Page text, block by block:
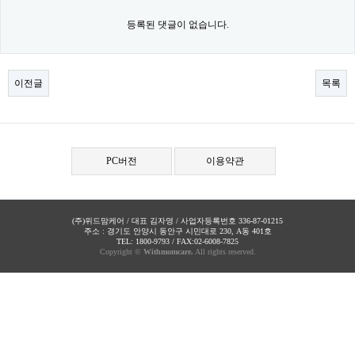
등록된 댓글이 없습니다.
이전글 목록
PC버전 이용약관
(주)위드맘케어 / 대표 김자영 / 사업자등록번호 336-87-01215
주소 : 경기도 안양시 동안구 시민대로 230, A동 401호
TEL: 1800-9793 / FAX:02-6008-7825
Copyright © Withmomcare. All rights reserved.